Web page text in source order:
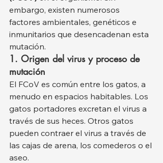
embargo, existen numerosos
factores ambientales, genéticos e
inmunitarios que desencadenan esta
mutación.
1. Origen del virus y proceso de
mutación
El FCoV es común entre los gatos, a
menudo en espacios habitables. Los
gatos portadores excretan el virus a
través de sus heces. Otros gatos
pueden contraer el virus a través de
las cajas de arena, los comederos o el
aseo.